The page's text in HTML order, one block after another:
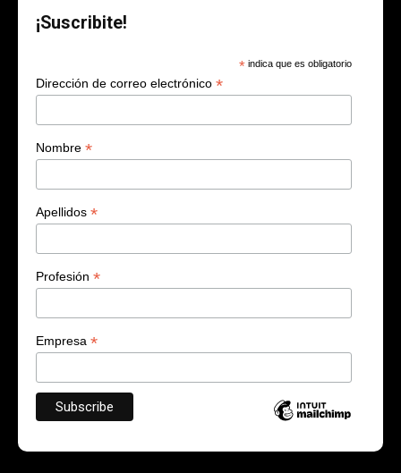
¡Suscribite!
* indica que es obligatorio
Dirección de correo electrónico *
Nombre *
Apellidos *
Profesión *
Empresa *